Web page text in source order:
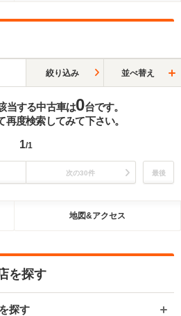
絞り込み 並べ替え
当する中古車は0台です。
再度検索してみて下さい。
1/1
次の30件 最後
地図&アクセス
を探す
探す